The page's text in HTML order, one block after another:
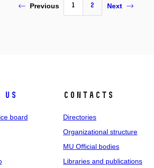
Previous 1 2 Next
us
board
Contacts
Directories
Organizational structure
MU Official bodies
Libraries and publications